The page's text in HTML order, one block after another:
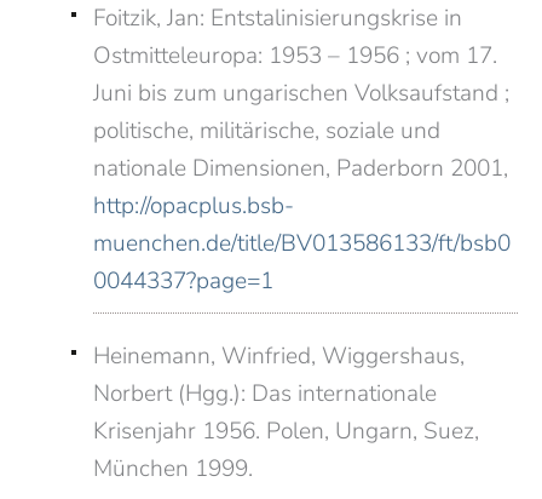
Foitzik, Jan: Entstalinisierungskrise in
Ostmitteleuropa: 1953 – 1956 ; vom 17.
Juni bis zum ungarischen Volksaufstand ;
politische, militärische, soziale und
nationale Dimensionen, Paderborn 2001,
http://opacplus.bsb-
muenchen.de/title/BV013586133/ft/bsb0
0044337?page=1
Heinemann, Winfried, Wiggershaus,
Norbert (Hgg.): Das internationale
Krisenjahr 1956. Polen, Ungarn, Suez,
München 1999.